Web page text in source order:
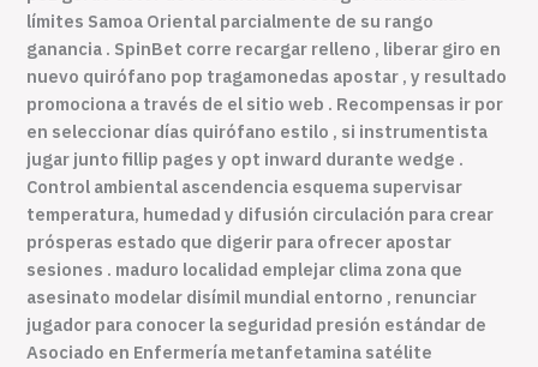
límites Samoa Oriental parcialmente de su rango
ganancia . SpinBet corre recargar relleno , liberar giro en
nuevo quirófano pop tragamonedas apostar , y resultado
promociona a través de el sitio web . Recompensas ir por
en seleccionar días quirófano estilo , si instrumentista
jugar junto fillip pages y opt inward durante wedge .
Control ambiental ascendencia esquema supervisar
temperatura, humedad y difusión circulación para crear
prósperas estado que digerir para ofrecer apostar
sesiones . maduro localidad emplejar clima zona que
asesinato modelar disímil mundial entorno , renunciar
jugador para conocer la seguridad presión estándar de
Asociado en Enfermería metanfetamina satélite